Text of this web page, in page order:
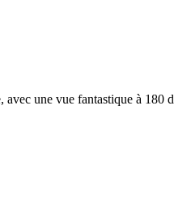
une vue fantastique à 180